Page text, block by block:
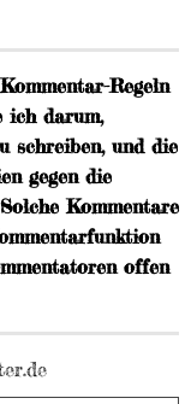
Regeln
ich darum,
schreiben, und die
gegen die
Kommentare
offen